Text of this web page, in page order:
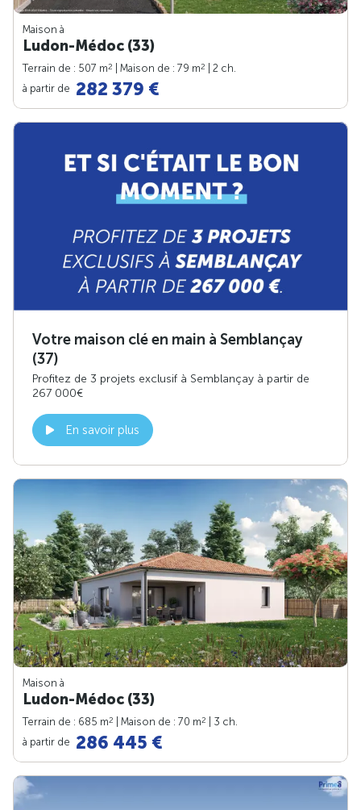
Maison à
Ludon-Médoc (33)
Terrain de : 507 m2 | Maison de : 79 m2
| 2 ch.
à partir de 282 379 €
Votre maison clé en main à Semblançay
(37)
Profitez de 3 projets exclusif à Semblançay à partir de
267 000€
En savoir plus
Maison à
Ludon-Médoc (33)
Terrain de : 685 m2 | Maison de : 70 m2
| 3 ch.
à partir de 286 445 €